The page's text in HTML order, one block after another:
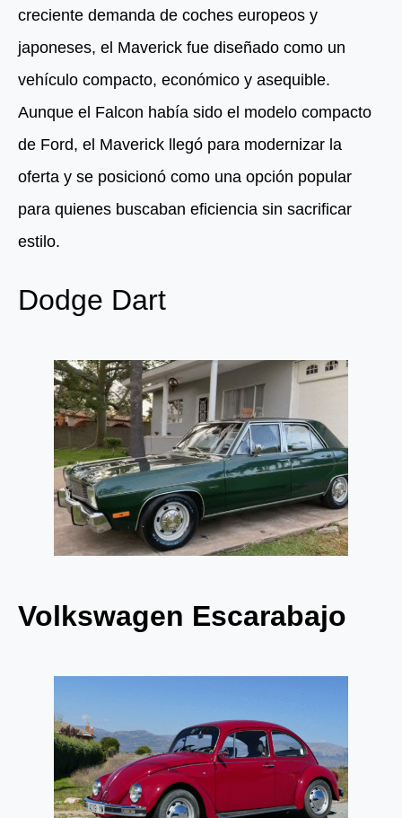
creciente demanda de coches europeos y
japoneses, el Maverick fue diseñado como un
vehículo compacto, económico y asequible.
Aunque el Falcon había sido el modelo compacto
de Ford, el Maverick llegó para modernizar la
oferta y se posicionó como una opción popular
para quienes buscaban eficiencia sin sacrificar
estilo.
Dodge Dart
Volkswagen Escarabajo